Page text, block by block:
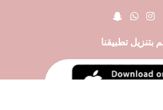
بتنزيل تطبيقنا